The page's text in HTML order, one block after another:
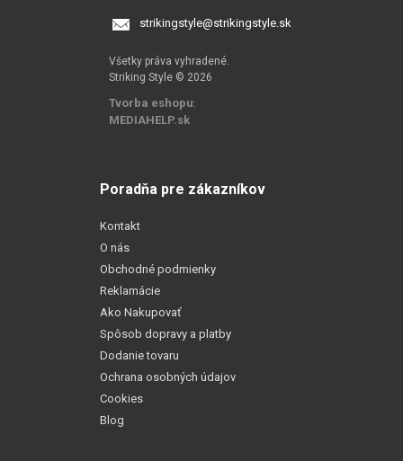
strikingstyle@strikingstyle.sk
Všetky práva vyhradené.
Striking Style © 2026
Tvorba eshopu:
MEDIAHELP.sk
Poradňa pre zákazníkov
Kontakt
O nás
Obchodné podmienky
Reklamácie
Ako Nakupovať
Spôsob dopravy a platby
Dodanie tovaru
Ochrana osobných údajov
Cookies
Blog